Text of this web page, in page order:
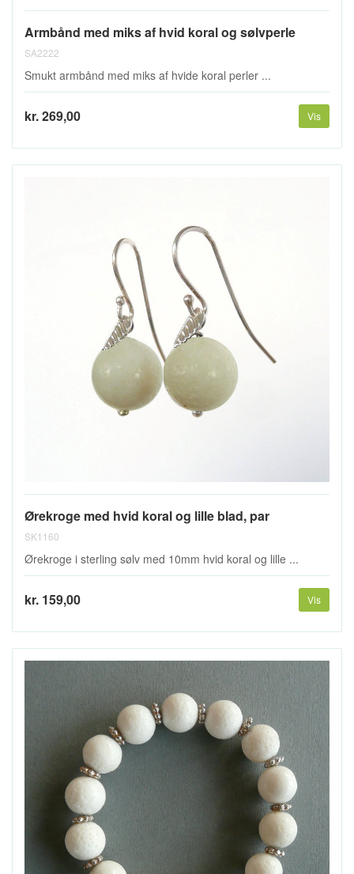
Armbånd med miks af hvid koral og sølvperle
SA2222
Smukt armbånd med miks af hvide koral perler ...
kr. 269,00 Vis
Ørekroge med hvid koral og lille blad, par
SK1160
Ørekroge i sterling sølv med 10mm hvid koral og lille ...
kr. 159,00 Vis